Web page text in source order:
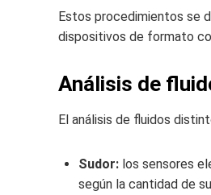
Estos procedimientos se
dispositivos de formato
Análisis de
El análisis de fluidos
Sudor: los sensores
según la cantidad de